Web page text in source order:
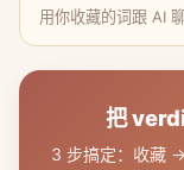
用你收藏的词跟 AI
把
3 步搞定：收藏